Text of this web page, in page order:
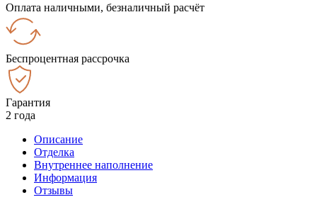
Оплата наличными, безналичный расчёт
Беспроцентная рассрочка
Гарантия
2 года
Описание
Отделка
Внутреннее наполнение
Информация
Отзывы